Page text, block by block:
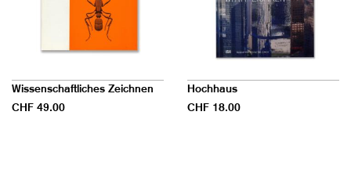
Wissenschaftliches Zeichnen
CHF 49.00
Hochhaus
CHF 18.00